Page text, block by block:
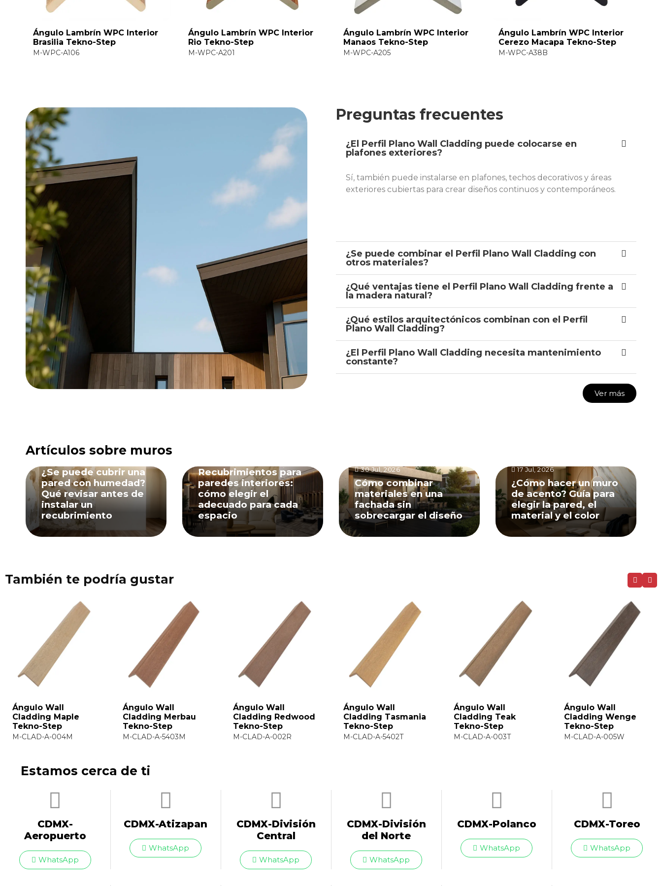
Lambrín WPC Interior
Tekno-Step
Ángulo Lambrín WPC Interior
Rio Tekno-Step
Ángulo Lambrín WPC Interior
Manaos Tekno-Step
Ángulo Lambrín WPC Interior
Cerezo Macapa Tekno-Step
Ángulo
Nogal Olinda
Preguntas frecuentes
¿El Perfil Plano Wall Cladding puede colocarse en
plafones exteriores?
Sí, también puede instalarse en plafones, techos decorativos y áreas
exteriores cubiertas para crear diseños continuos y contemporáneos.
¿Se puede combinar el Perfil Plano Wall Cladding con
otros materiales?
¿Qué ventajas tiene el Perfil Plano Wall Cladding frente a
la madera natural?
¿Qué estilos arquitectónicos combinan con el Perfil
Plano Wall Cladding?
¿El Perfil Plano Wall Cladding necesita mantenimiento
constante?
Ver más
Artículos sobre muros
¿Se puede cubrir una
pared con humedad?
Qué revisar antes de
instalar un
recubrimiento
Recubrimientos para
paredes interiores:
cómo elegir el
adecuado para cada
espacio
30 Jul, 2026
Cómo combinar
materiales en una
fachada sin
sobrecargar el diseño
17 Jul, 2026
¿Cómo hacer un muro
de acento? Guía para
elegir la pared, el
material y el color
También te podría gustar
Wall Cladding
Hickory Tekno-Step
M-CLAD-6-5401H
Wall Cladding
Maple Tekno-Step
M-CLAD-6-004M
Wall Cladding
Merbau Tekno-Step
M-CLAD-6-5403M
Wall Cladding
Redwood Tekno-
Step
M-CLAD-6-002R
Wall Cladding
Tasmania Tekno-
Step
M-CLAD-6-5402T
Wall Cladding Teak
Tekno-Step
M-CLAD-6-003T
Estamos cerca de ti
CDMX-
Aeropuerto​
WhatsApp
CDMX-Atizapan
WhatsApp
CDMX-División
Central
WhatsApp
CDMX-División
del Norte
WhatsApp
CDMX-Polanco
WhatsApp
CDMX-Toreo
WhatsApp